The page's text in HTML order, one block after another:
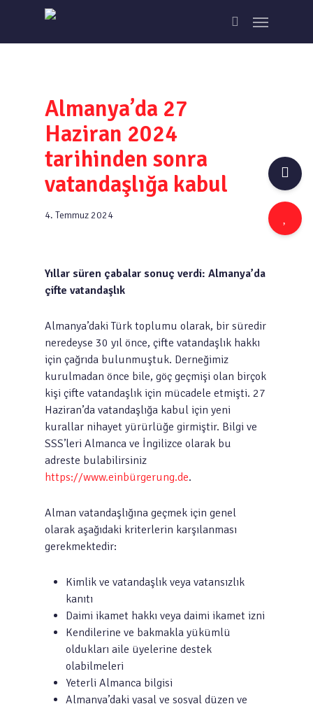
main
search
Menu
Almanya’da 27
Haziran 2024
tarihinden sonra
vatandaşlığa kabul
4. Temmuz 2024
Yıllar süren çabalar sonuç verdi: Almanya’da
çifte vatandaşlık
Almanya’daki Türk toplumu olarak, bir süredir
neredeyse 30 yıl önce, çifte vatandaşlık hakkı
için çağrıda bulunmuştuk. Derneğimiz
kurulmadan önce bile, göç geçmişi olan birçok
kişi çifte vatandaşlık için mücadele etmişti. 27
Haziran’da vatandaşlığa kabul için yeni
kurallar nihayet yürürlüğe girmiştir. Bilgi ve
SSS’leri Almanca ve İngilizce olarak bu
adreste bulabilirsiniz
https://www.einbürgerung.de.
Alman vatandaşlığına geçmek için genel
olarak aşağıdaki kriterlerin karşılanması
gerekmektedir:
Kimlik ve vatandaşlık veya vatansızlık
kanıtı
Daimi ikamet hakkı veya daimi ikamet izni
Kendilerine ve bakmakla yükümlü
oldukları aile üyelerine destek
olabilmeleri
Yeterli Almanca bilgisi
Almanya’daki yasal ve sosyal düzen ve